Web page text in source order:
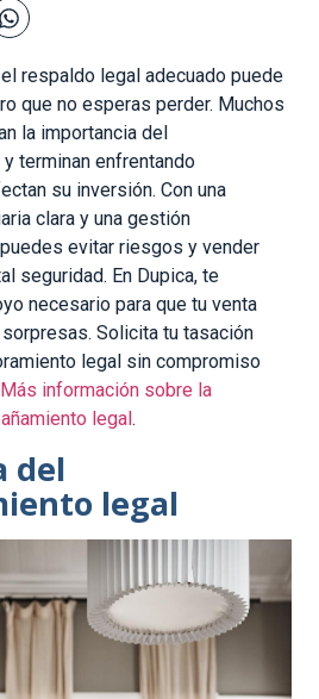
respaldo legal adecuado puede
que no esperas perder. Muchos
la importancia del
terminan enfrentando
su inversión. Con una
clara y una gestión
evitar riesgos y vender
seguridad. En Dupica, te
necesario para que tu venta
Solicita tu tasación
legal sin compromiso
Más información sobre la
legal.
del
legal